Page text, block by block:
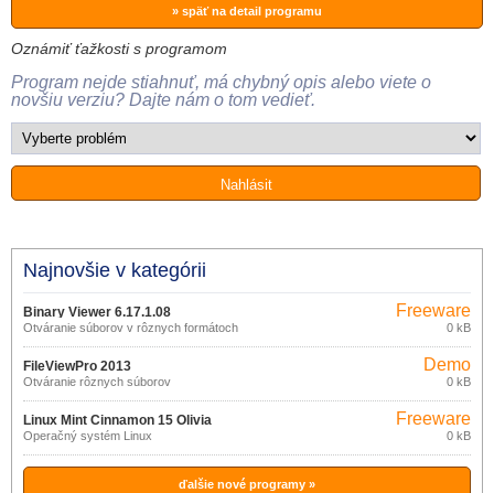
» späť na detail programu
Oznámiť ťažkosti s programom
Program nejde stiahnuť, má chybný opis alebo viete o
novšiu verziu? Dajte nám o tom vedieť.
Najnovšie v kategórii
Binary Viewer 6.17.1.08
Otváranie súborov v rôznych formátoch
Freeware
0 kB
FileViewPro 2013
Otváranie rôznych súborov
Demo
0 kB
Linux Mint Cinnamon 15 Olivia
Operačný systém Linux
Freeware
0 kB
ďalšie nové programy »